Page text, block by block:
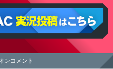
KAC 麻雀格闘倶楽部 実
ンコメント